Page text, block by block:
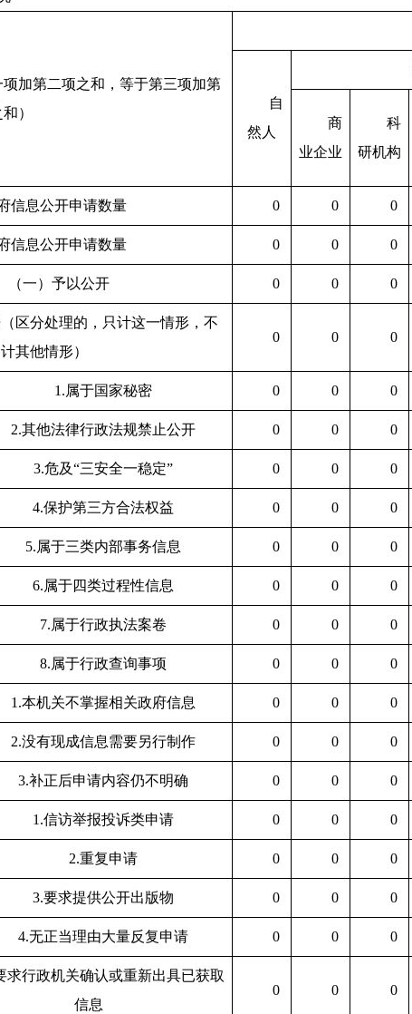
加第二项之和，等于第三项加第
）
自
然人
商
业企业
科
研机构
信息公开申请数量 0 0 0
信息公开申请数量 0 0 0
（一）予以公开 0 0 0
（区分处理的，只计这一情形，不
计其他情形）
0 0 0
1.属于国家秘密 0 0 0
2.其他法律行政法规禁止公开 0 0 0
3.危及“三安全一稳定” 0 0 0
4.保护第三方合法权益 0 0 0
5.属于三类内部事务信息 0 0 0
6.属于四类过程性信息 0 0 0
7.属于行政执法案卷 0 0 0
8.属于行政查询事项 0 0 0
1.本机关不掌握相关政府信息 0 0 0
2.没有现成信息需要另行制作 0 0 0
3.补正后申请内容仍不明确 0 0 0
1.信访举报投诉类申请 0 0 0
2.重复申请 0 0 0
3.要求提供公开出版物 0 0 0
4.无正当理由大量反复申请 0 0 0
求行政机关确认或重新出具已获取
信息
0 0 0